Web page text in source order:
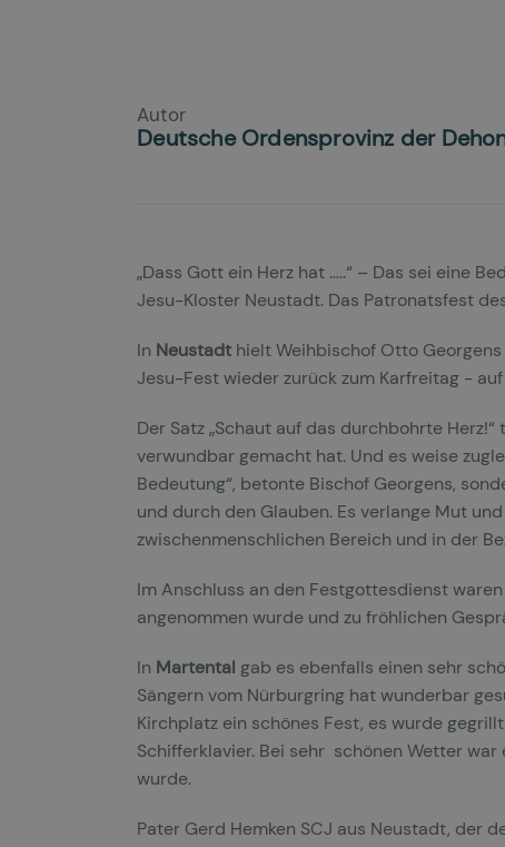
Autor
Deutsche Ordensprovinz der
„Dass Gott ein Herz hat …..“ – Das sei eine
Jesu-Kloster Neustadt. Das Patronatsfest
In Neustadt hielt Weihbischof Otto
Jesu-Fest wieder zurück zum Karfreitag -
Der Satz „Schaut auf das durchbohrte
verwundbar gemacht hat. Und es weise
Bedeutung“, betonte Bischof Georgens,
und durch den Glauben. Es verlange Mut
zwischenmenschlichen Bereich und in der
Im Anschluss an den Festgottesdienst
angenommen wurde und zu fröhlichen
In Martental gab es ebenfalls einen sehr
Sängern vom Nürburgring hat wunderbar
Kirchplatz ein schönes Fest, es wurde
Schifferklavier. Bei sehr schönen Wetter
wurde.
Pater Gerd Hemken SCJ aus Neustadt, der